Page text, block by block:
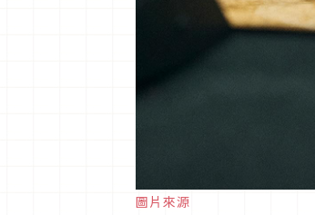
圖片來源